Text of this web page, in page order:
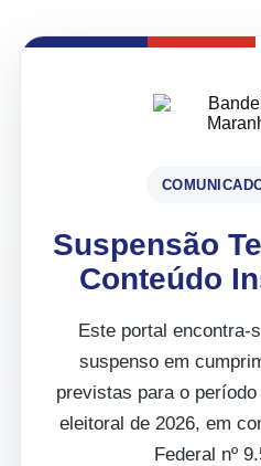
Suspensão
Conteúdo
Este portal encontra-
suspenso em
previstas para o
eleitoral de 2026, em
Federal nº